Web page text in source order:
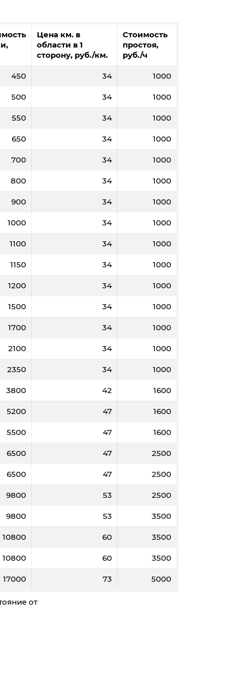
89,2 88,8 88,5
12 20
22820 22660
91,1
23740
5000
106,8
27440 26460
56,5
Цена км. в
области в 1
сторону, руб./км.
Стоимость
простоя,
руб./ч
450 34 1000
500 34 1000
550 34 1000
650 34 1000
700 34 1000
800 34 1000
900 34 1000
1000 34 1000
1100 34 1000
1150 34 1000
1200 34 1000
1500 34 1000
1700 34 1000
2100 34 1000
2350 34 1000
3800 42 1600
5200 47 1600
5500 47 1600
6500 47 2500
6500 47 2500
9800 53 2500
9800 53 3500
10800 60 3500
10800 60 3500
17000 73 5000
от